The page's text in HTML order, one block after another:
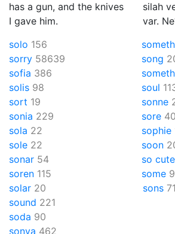
has a gun, and the knives
I gave him.
silah
var.
solo 156
sorry 58639
sofia 386
solis 98
sort 19
sonia 229
sola 22
sole 22
sonar 54
soren 115
song
soul
sonne
sore 40
sophie
soon
so cute
some
solar 20
sound 221
soda 90
sonya 462
sons 71